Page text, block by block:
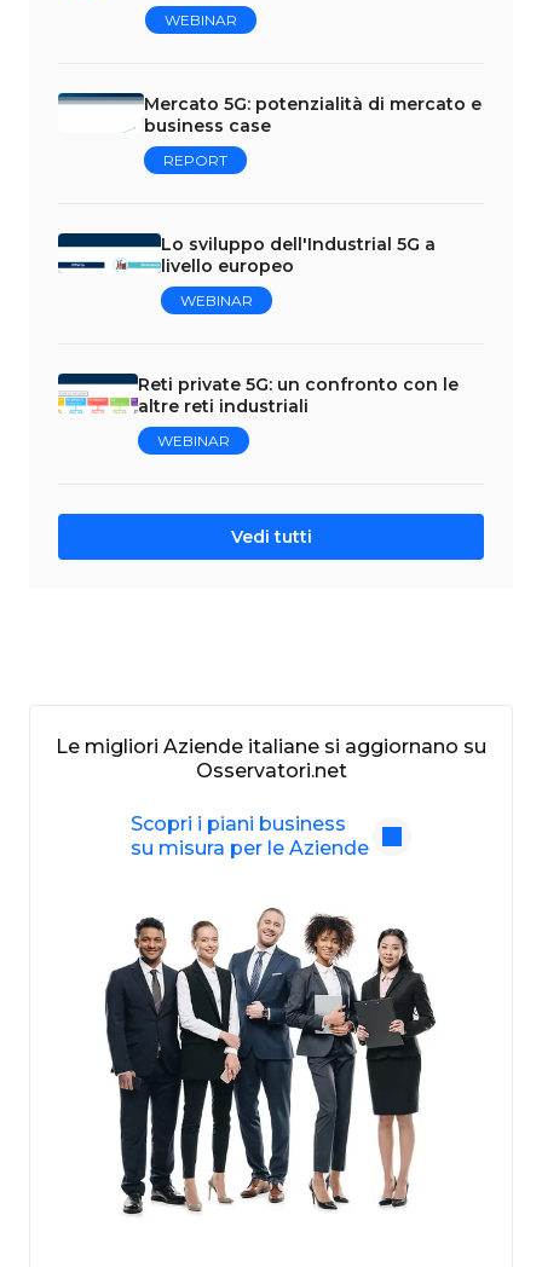
WEBINAR
Mercato 5G: potenzialità di mercato e
business case
REPORT
Lo sviluppo dell'Industrial 5G a
livello europeo
WEBINAR
Reti private 5G: un confronto con le
altre reti industriali
WEBINAR
Vedi tutti
Le migliori Aziende italiane si aggiornano su
Osservatori.net
Scopri i piani business
su misura per le Aziende